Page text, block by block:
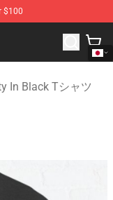
$100
In Black
In Black Tシャツ